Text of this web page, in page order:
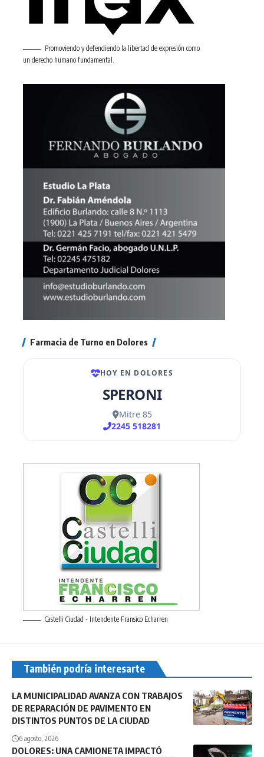
Promoviendo y defendiendo la libertad de expresión como
un derecho humano fundamental.
Farmacia de Turno en Dolores
Castelli Ciudad - Intendente Fransico Echarren
También podría interesarte
LA MUNICIPALIDAD AVANZA CON TRABAJOS
DE REPARACIÓN DE PAVIMENTO EN
DISTINTOS PUNTOS DE LA CIUDAD
6 agosto, 2026
DOLORES: UNA CAMIONETA IMPACTÓ